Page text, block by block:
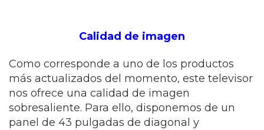
Calidad de imagen
Como corresponde a uno de los productos
más actualizados del momento, este televisor
nos ofrece una calidad de imagen
sobresaliente. Para ello, disponemos de un
panel de 43 pulgadas de diagonal y